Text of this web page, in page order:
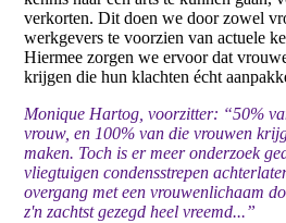
verkorten. Dit doen we door zowel
werkgevers te voorzien van actuele
Hiermee zorgen we ervoor dat
krijgen die hun klachten écht
Monique Hartog, voorzitter: “50%
vrouw, en 100% van die vrouwen
maken. Toch is er meer onderzoek
vliegtuigen condensstrepen
overgang met een vrouwenlichaam
z'n zachtst gezegd heel vreemd...”